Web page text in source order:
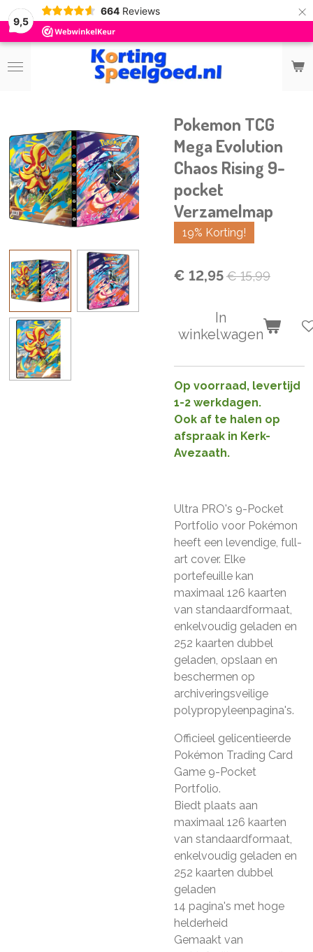
9,5
664 Reviews ×
Pokemon TCG
Mega Evolution
Chaos Rising 9-
pocket
Verzamelmap
19% Korting!
€ 12,95€ 15,99
In
winkelwagen
Op voorraad, levertijd
1-2 werkdagen.
Ook af te halen op
afspraak in Kerk-
Avezaath.
Ultra PRO's 9-Pocket
Portfolio voor Pokémon
heeft een levendige, full-
art cover. Elke
portefeuille kan
maximaal 126 kaarten
van standaardformaat,
enkelvoudig geladen en
252 kaarten dubbel
geladen, opslaan en
beschermen op
archiveringsveilige
polypropyleenpagina's.
Officieel gelicentieerde
Pokémon Trading Card
Game 9-Pocket
Portfolio.
Biedt plaats aan
maximaal 126 kaarten
van standaardformaat,
enkelvoudig geladen en
252 kaarten dubbel
geladen
14 pagina's met hoge
helderheid
Gemaakt van